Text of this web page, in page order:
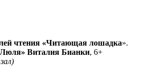
чтения «Читающая лошадка».
Люля» Виталия Бианки, 6+